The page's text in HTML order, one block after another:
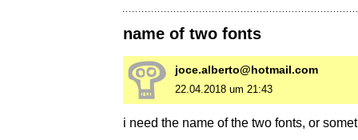
name of two fonts
joce.alberto@hotmail.com
22.04.2018 um 21:43
i need the name of the two fonts, or